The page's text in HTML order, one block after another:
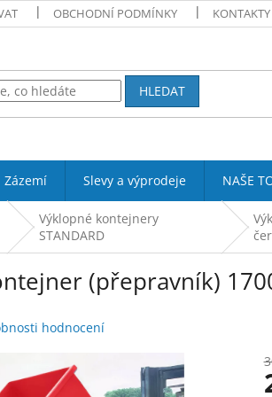
OBCHODNÍ PODMÍNKY KONTAKTY
HLEDAT
Zázemí Slevy a výprodeje NAŠE
Výklopné kontejnery
STANDARD
(přepravník)
hodnocení